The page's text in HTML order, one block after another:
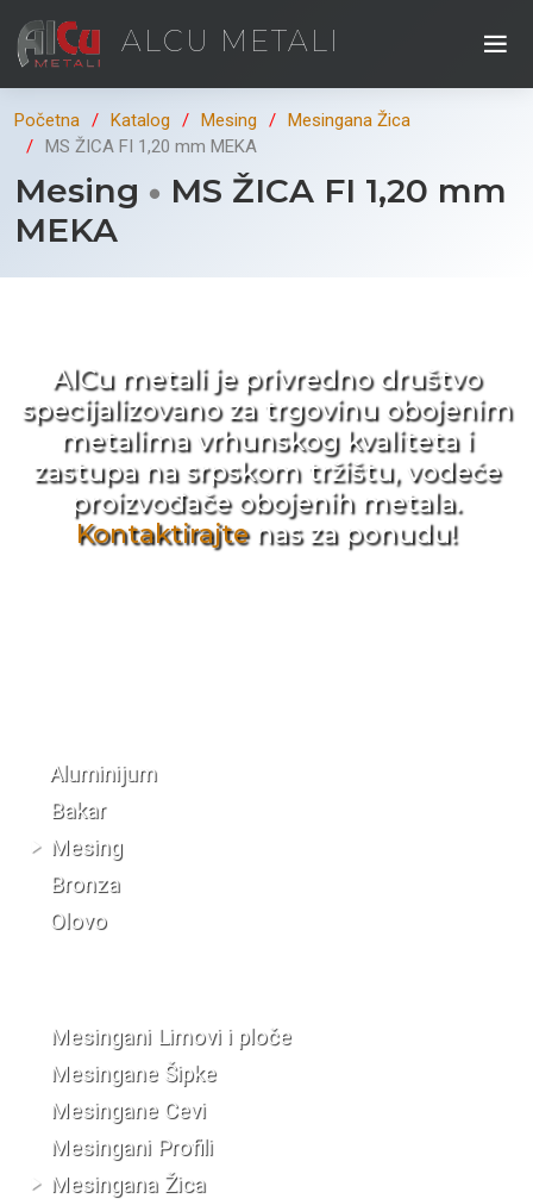
ALCU METALI
Početna Katalog Mesing
Mesingana Žica
MS ŽICA FI 1,20 mm MEKA
Mesing
MS ŽICA FI 1,20 mm
MEKA
AlCu metali je privredno društvo
specijalizovano za trgovinu obojenim
metalima vrhunskog kvaliteta i
zastupa na srpskom tržištu, vodeće
proizvođače obojenih metala.
Kontaktirajtenas za ponudu!
Aluminijum
Bakar
Mesing
Bronza
Olovo
Mesingani Limovi i ploče
Mesingane Šipke
Mesingane Cevi
Mesingani Profili
Mesingana Žica